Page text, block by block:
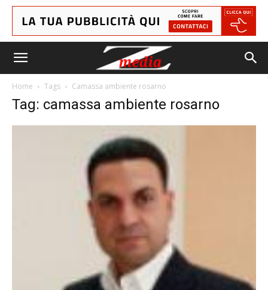
Home Tags Camassa ambiente rosarno
Tag: camassa ambiente rosarno